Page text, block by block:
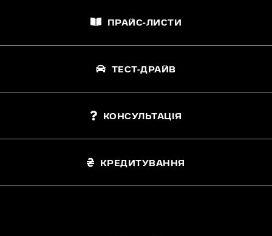
ПРАЙС-ЛИСТИ
ТЕСТ-ДРАЙВ
КОНСУЛЬТАЦІЯ
КРЕДИТУВАННЯ